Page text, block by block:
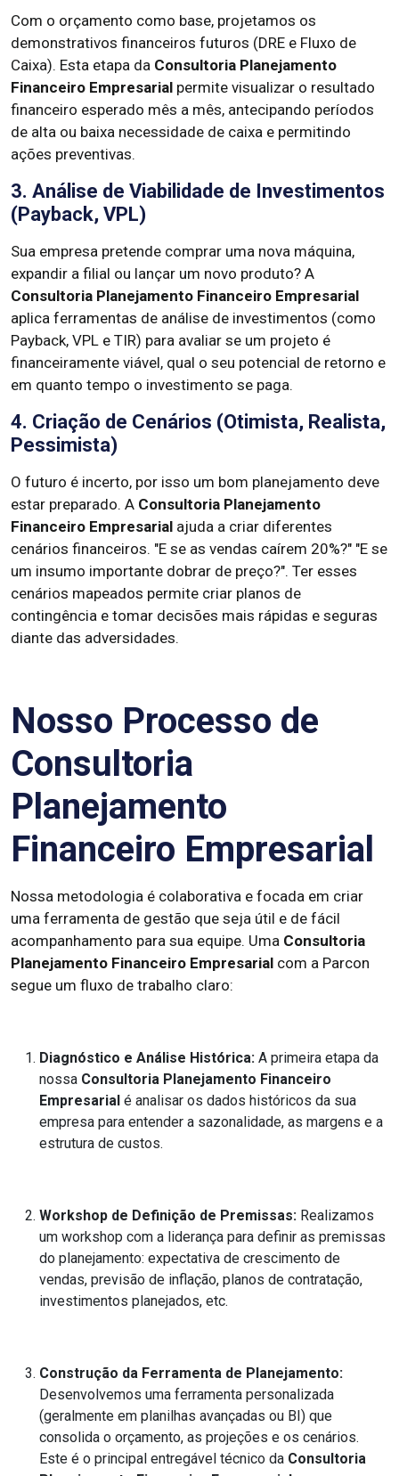
Com o orçamento como base, projetamos os
demonstrativos financeiros futuros (DRE e Fluxo de
Caixa). Esta etapa da Consultoria Planejamento
Financeiro Empresarial permite visualizar o resultado
financeiro esperado mês a mês, antecipando períodos
de alta ou baixa necessidade de caixa e permitindo
ações preventivas.
3. Análise de Viabilidade de Investimentos
(Payback, VPL)
Sua empresa pretende comprar uma nova máquina,
expandir a filial ou lançar um novo produto? A
Consultoria Planejamento Financeiro Empresarial
aplica ferramentas de análise de investimentos (como
Payback, VPL e TIR) para avaliar se um projeto é
financeiramente viável, qual o seu potencial de retorno e
em quanto tempo o investimento se paga.
4. Criação de Cenários (Otimista, Realista,
Pessimista)
O futuro é incerto, por isso um bom planejamento deve
estar preparado. A Consultoria Planejamento
Financeiro Empresarial ajuda a criar diferentes
cenários financeiros. "E se as vendas caírem 20%?" "E se
um insumo importante dobrar de preço?". Ter esses
cenários mapeados permite criar planos de
contingência e tomar decisões mais rápidas e seguras
diante das adversidades.
Nosso Processo de
Consultoria
Planejamento
Financeiro Empresarial
Nossa metodologia é colaborativa e focada em criar
uma ferramenta de gestão que seja útil e de fácil
acompanhamento para sua equipe. Uma Consultoria
Planejamento Financeiro Empresarial com a Parcon
segue um fluxo de trabalho claro:
Diagnóstico e Análise Histórica: A primeira etapa da
nossa Consultoria Planejamento Financeiro
Empresarial é analisar os dados históricos da sua
empresa para entender a sazonalidade, as margens e a
estrutura de custos.
Workshop de Definição de Premissas: Realizamos
um workshop com a liderança para definir as premissas
do planejamento: expectativa de crescimento de
vendas, previsão de inflação, planos de contratação,
investimentos planejados, etc.
Construção da Ferramenta de Planejamento:
Desenvolvemos uma ferramenta personalizada
(geralmente em planilhas avançadas ou BI) que
consolida o orçamento, as projeções e os cenários.
Este é o principal entregável técnico da Consultoria